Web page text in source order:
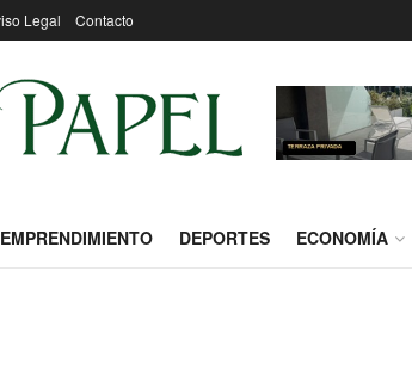
Legal Contacto
DEPORTES ECONOMÍA